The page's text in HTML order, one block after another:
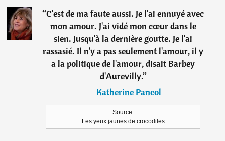
“C'est de ma faute aussi. Je l'ai ennuyé avec
mon amour. J'ai vidé mon cœur dans le
sien. Jusqu'à la dernière goutte. Je l'ai
rassasié. Il n'y a pas seulement l'amour, il y
a la politique de l'amour, disait Barbey
d'Aurevilly.”
―Katherine Pancol
Source:
Les yeux jaunes de crocodiles